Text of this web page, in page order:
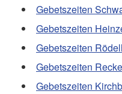
Gebetszeiten
Gebetszeiten
Gebetszeiten
Gebetszeiten
Gebetszeiten